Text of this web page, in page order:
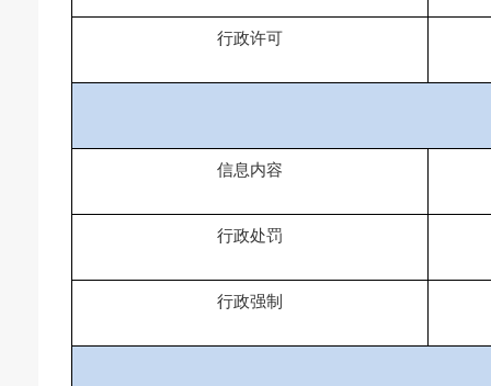
行政许可
信息内容
行政处罚
行政强制